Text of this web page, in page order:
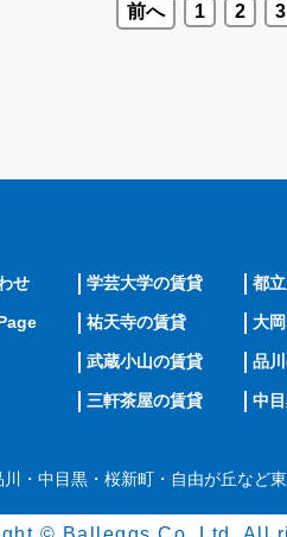
前へ 1 2 3
せ 学芸大学の賃貸
祐天寺の賃貸
武蔵小山の賃貸
三軒茶屋の賃貸
都
大
品
中
・中目黒・桜新町・自由が丘など